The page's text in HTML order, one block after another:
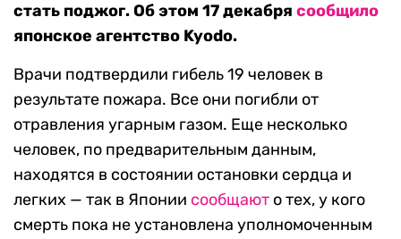
стать поджог. Об этом 17 декабря сообщило
японское агентство Kyodo.
Врачи подтвердили гибель 19 человек в
результате пожара. Все они погибли от
отравления угарным газом. Еще несколько
человек, по предварительным данным,
находятся в состоянии остановки сердца и
легких — так в Японии сообщают о тех, у кого
смерть пока не установлена уполномоченным